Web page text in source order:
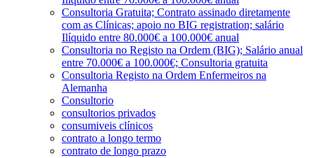
Consultoria Gratuita; Contrato assinado diretamente
com as Clínicas; apoio no BIG registration; salário
Ilíquido entre 80.000€ a 100.000€ anual
Consultoria no Registo na Ordem (BIG); Salário anual
entre 70.000€ a 100.000€; Consultoria gratuita
Consultoria Registo na Ordem Enfermeiros na
Alemanha
Consultorio
consultorios privados
consumiveis clínicos
contrato a longo termo
contrato de longo prazo